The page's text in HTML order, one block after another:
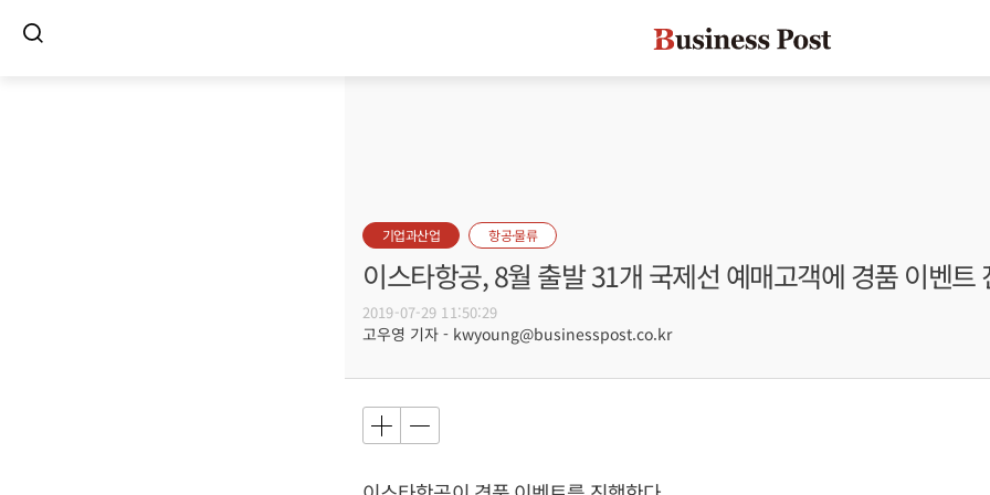
기업과산업 항공·물류
이스타항공, 8월 출발 31개 국제선 예매고객에 경품 이벤트
2019-07-29 11:50:29
고우영 기자 - kwyoung@businesspost.co.kr